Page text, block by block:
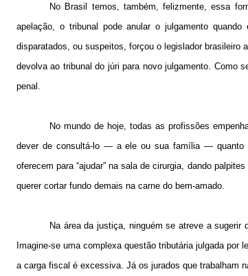
No Brasil temos, também, felizmente, essa
apelação, o tribunal pode anular o julgamento
disparatados, ou suspeitos, forçou o legislador brasileiro
devolva ao tribunal do júri para novo julgamento. Como
penal.
No mundo de hoje, todas as profissões
dever de consultá-lo — a ele ou sua família — quanto
oferecem para “ajudar” na sala de cirurgia, dando
querer cortar fundo demais na carne do bem-amado.
Na área da justiça, ninguém se atreve a
Imagine-se uma complexa questão tributária julgada por
a carga fiscal é excessiva. Já os jurados que trabalham